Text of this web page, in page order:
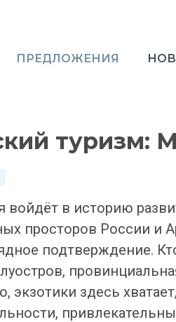
ПРЕДЛОЖЕНИЯ
туризм:
в историю
просторов России и
подтверждение.
экзотики здесь